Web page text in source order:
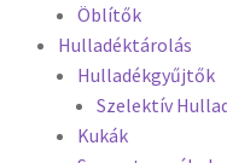
Öblítők
Hulladéktárolás
Hulladékgyűjtők
Szelektív
Kukák